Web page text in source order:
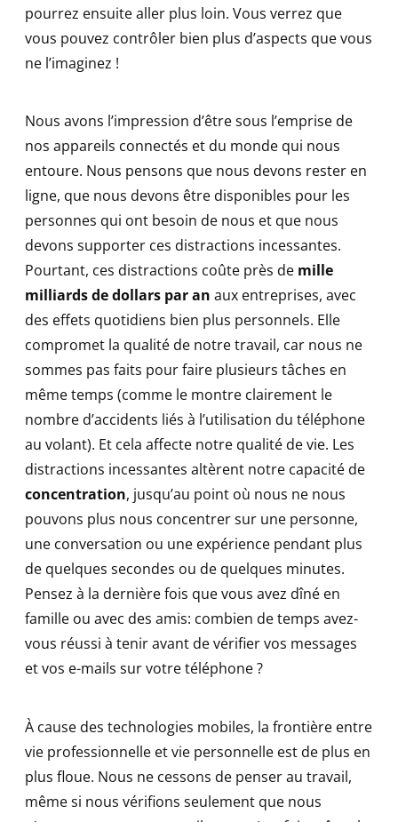
pourrez ensuite aller plus loin. Vous verrez que
vous pouvez contrôler bien plus d’aspects que vous
ne l’imaginez !
Nous avons l’impression d’être sous l’emprise de
nos appareils connectés et du monde qui nous
entoure. Nous pensons que nous devons rester en
ligne, que nous devons être disponibles pour les
personnes qui ont besoin de nous et que nous
devons supporter ces distractions incessantes.
Pourtant, ces distractions coûte près de mille
milliards de dollars par an aux entreprises, avec
des effets quotidiens bien plus personnels. Elle
compromet la qualité de notre travail, car nous ne
sommes pas faits pour faire plusieurs tâches en
même temps (comme le montre clairement le
nombre d’accidents liés à l’utilisation du téléphone
au volant). Et cela affecte notre qualité de vie. Les
distractions incessantes altèrent notre capacité de
concentration, jusqu’au point où nous ne nous
pouvons plus nous concentrer sur une personne,
une conversation ou une expérience pendant plus
de quelques secondes ou de quelques minutes.
Pensez à la dernière fois que vous avez dîné en
famille ou avec des amis: combien de temps avez-
vous réussi à tenir avant de vérifier vos messages
et vos e-mails sur votre téléphone ?
À cause des technologies mobiles, la frontière entre
vie professionnelle et vie personnelle est de plus en
plus floue. Nous ne cessons de penser au travail,
même si nous vérifions seulement que nous